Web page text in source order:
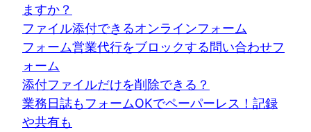
ますか？
ファイル添付できるオンラインフォーム
フォーム営業代行をブロックする問い合わせフ
ォーム
添付ファイルだけを削除できる？
業務日誌もフォームOKでペーパーレス！記録
や共有も